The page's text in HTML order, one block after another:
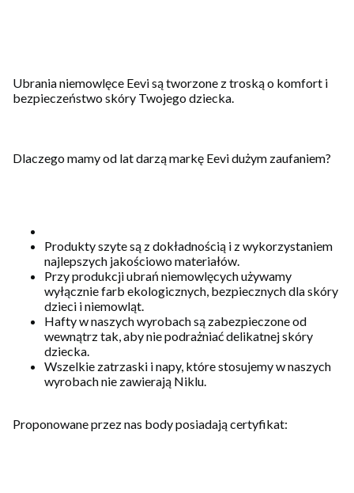
Ubrania niemowlęce Eevi są tworzone z troską o komfort i
bezpieczeństwo skóry Twojego dziecka.
Dlaczego mamy od lat darzą markę Eevi dużym zaufaniem?
Produkty szyte są z dokładnością i z wykorzystaniem
najlepszych jakościowo materiałów.
Przy produkcji ubrań niemowlęcych używamy
wyłącznie farb ekologicznych, bezpiecznych dla skóry
dzieci i niemowląt.
Hafty w naszych wyrobach są zabezpieczone od
wewnątrz tak, aby nie podrażniać delikatnej skóry
dziecka.
Wszelkie zatrzaski i napy, które stosujemy w naszych
wyrobach nie zawierają Niklu.
Proponowane przez nas body posiadają certyfikat: